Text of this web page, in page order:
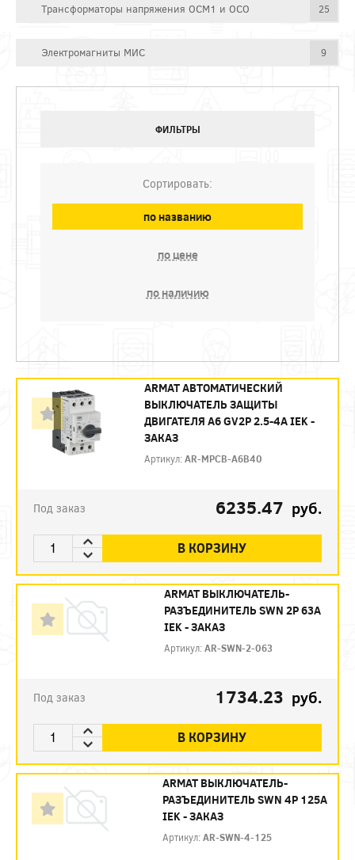
Трансформаторы напряжения ОСМ1 и ОСО 25
Электромагниты МИС 9
ФИЛЬТРЫ
Сортировать:
по названию
по цене
по наличию
ARMAT АВТОМАТИЧЕСКИЙ
ВЫКЛЮЧАТЕЛЬ ЗАЩИТЫ
ДВИГАТЕЛЯ A6 GV2P 2.5-4A IEK -
ЗАКАЗ
Артикул:AR-MPCB-A6B40
Под заказ 6235.47 руб.
В КОРЗИНУ
ARMAT ВЫКЛЮЧАТЕЛЬ-
РАЗЪЕДИНИТЕЛЬ SWN 2P 63А
IEK - ЗАКАЗ
Артикул:AR-SWN-2-063
Под заказ 1734.23 руб.
В КОРЗИНУ
ARMAT ВЫКЛЮЧАТЕЛЬ-
РАЗЪЕДИНИТЕЛЬ SWN 4P 125А
IEK - ЗАКАЗ
Артикул:AR-SWN-4-125